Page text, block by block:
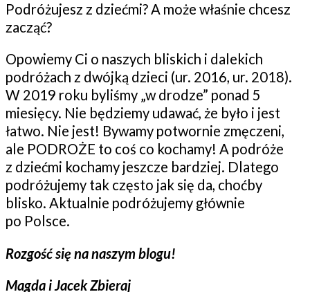
Podróżujesz z dziećmi? A może właśnie chcesz
zacząć?
Opowiemy Ci o naszych bliskich i dalekich
podróżach z dwójką dzieci (ur. 2016, ur. 2018).
W 2019 roku byliśmy „w drodze” ponad 5
miesięcy. Nie będziemy udawać, że było i jest
łatwo. Nie jest! Bywamy potwornie zmęczeni,
ale PODROŻE to coś co kochamy! A podróże
z dziećmi kochamy jeszcze bardziej. Dlatego
podróżujemy tak często jak się da, choćby
blisko. Aktualnie podróżujemy głównie
po Polsce.
Rozgość się na naszym blogu!
Magda i Jacek Zbieraj